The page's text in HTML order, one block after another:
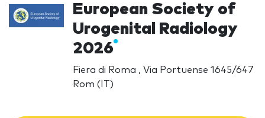
European Society of
Urogenital Radiology
2026
Fiera di Roma , Via Portuense 1645/647
Rom (IT)